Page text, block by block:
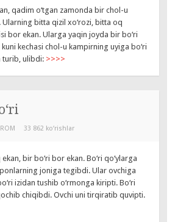
qadim o‘tgan zamonda bir chol-u
Ularning bitta qizil xo‘rozi, bitta oq
bor ekan. Ularga yaqin joyda bir bo‘ri
kechasi chol-u kampirning uyiga bo‘ri
turib, ulibdi: >>>>
33 862 ko‘rishlar
bir bo‘ri bor ekan. Bo‘ri qo‘ylarga
joniga tegibdi. Ular ovchiga
izidan tushib o‘rmonga kiripti. Bo‘ri
chiqibdi. Ovchi uni tirqiratib quvipti.